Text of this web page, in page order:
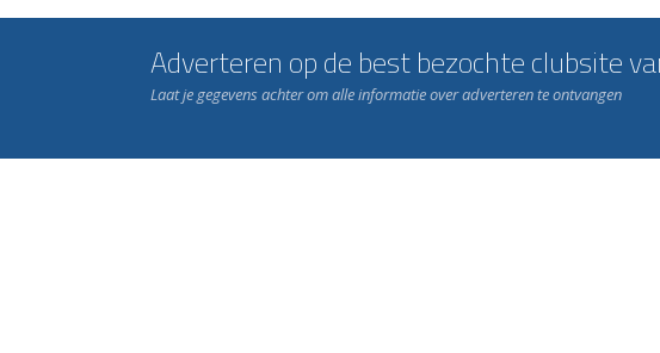
Adverteren op de best bezochte clubsite
Laat je gegevens achter om alle informatie over adverteren te ontvangen